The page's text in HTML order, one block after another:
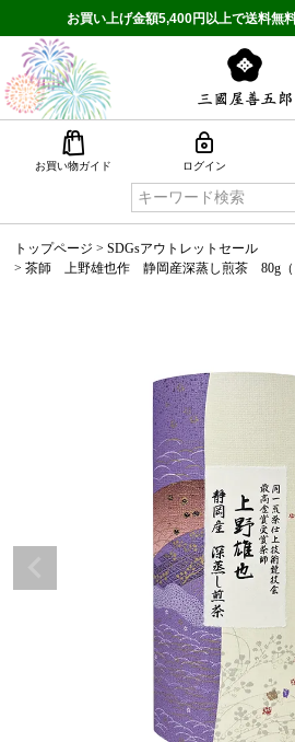
お買い上げ金額5,400円以上で送料無
お買い物ガイド ログイン
トップページ
SDGsアウトレットセール
茶師 上野雄也作 静岡産深蒸し煎茶 80g